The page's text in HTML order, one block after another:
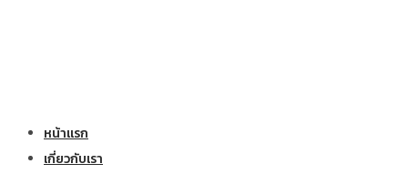
หน้าแรก
เกี่ยวกับเรา